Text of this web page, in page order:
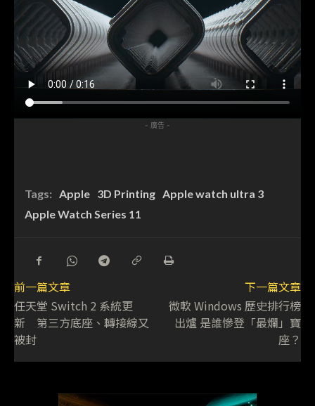
- 廣告 -
Tags: Apple 3D Printing Apple watch ultra 3
Apple Watch Series 11
前一篇文章
任天堂 Switch 2 系統更
新 第三方底座、轉接線又
被封
下一篇文章
微軟 Windows 歷史排行榜
出爐 是誰慘登「最爛」寶
座？